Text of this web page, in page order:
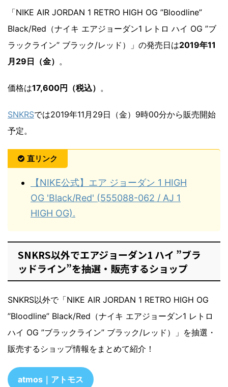
「NIKE AIR JORDAN 1 RETRO HIGH OG ”Bloodline”
Black/Red（ナイキ エアジョーダン1 レトロ ハイ OG ”ブ
ラックライン” ブラック/レッド）」の発売日は2019年11
月29日（金） 。
価格は17,600円（税込） 。
SNKRSでは2019年11月29日（金）9時00分から販売開始
予定。
直リンク
【NIKE公式】エア ジョーダン 1 HIGH
OG 'Black/Red' (555088-062 / AJ 1
HIGH OG).
SNKRS以外でエアジョーダン1 ハイ ”ブラ
ッドライン”を抽選・販売するショップ
SNKRS以外で「NIKE AIR JORDAN 1 RETRO HIGH OG
”Bloodline” Black/Red（ナイキ エアジョーダン1 レトロ
ハイ OG ”ブラックライン” ブラック/レッド）」を抽選・
販売するショップ情報をまとめて紹介！
atmos｜アトモス